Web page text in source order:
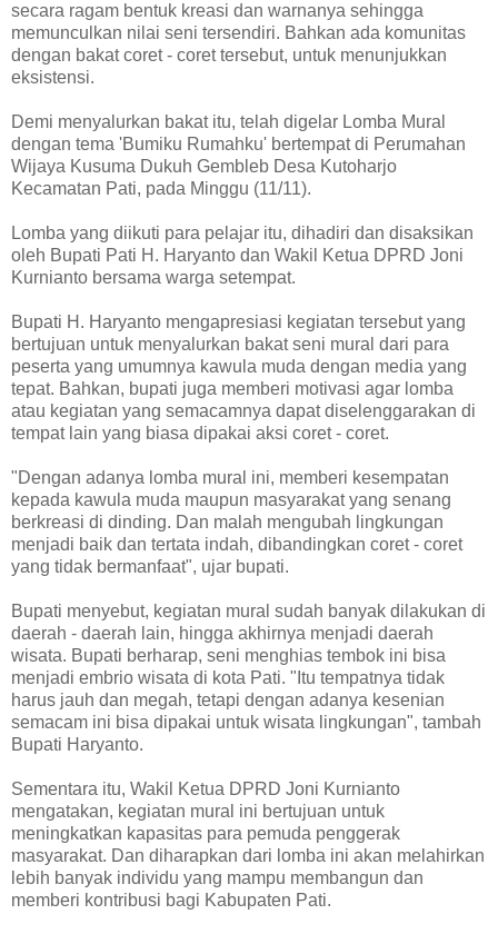
secara ragam bentuk kreasi dan warnanya sehingga
memunculkan nilai seni tersendiri. Bahkan ada komunitas
dengan bakat coret - coret tersebut, untuk menunjukkan
eksistensi.
Demi menyalurkan bakat itu, telah digelar Lomba Mural
dengan tema 'Bumiku Rumahku' bertempat di Perumahan
Wijaya Kusuma Dukuh Gembleb Desa Kutoharjo
Kecamatan Pati, pada Minggu (11/11).
Lomba yang diikuti para pelajar itu, dihadiri dan disaksikan
oleh Bupati Pati H. Haryanto dan Wakil Ketua DPRD Joni
Kurnianto bersama warga setempat.
Bupati H. Haryanto mengapresiasi kegiatan tersebut yang
bertujuan untuk menyalurkan bakat seni mural dari para
peserta yang umumnya kawula muda dengan media yang
tepat. Bahkan, bupati juga memberi motivasi agar lomba
atau kegiatan yang semacamnya dapat diselenggarakan di
tempat lain yang biasa dipakai aksi coret - coret.
"Dengan adanya lomba mural ini, memberi kesempatan
kepada kawula muda maupun masyarakat yang senang
berkreasi di dinding. Dan malah mengubah lingkungan
menjadi baik dan tertata indah, dibandingkan coret - coret
yang tidak bermanfaat", ujar bupati.
Bupati menyebut, kegiatan mural sudah banyak dilakukan di
daerah - daerah lain, hingga akhirnya menjadi daerah
wisata. Bupati berharap, seni menghias tembok ini bisa
menjadi embrio wisata di kota Pati. "Itu tempatnya tidak
harus jauh dan megah, tetapi dengan adanya kesenian
semacam ini bisa dipakai untuk wisata lingkungan", tambah
Bupati Haryanto.
Sementara itu, Wakil Ketua DPRD Joni Kurnianto
mengatakan, kegiatan mural ini bertujuan untuk
meningkatkan kapasitas para pemuda penggerak
masyarakat. Dan diharapkan dari lomba ini akan melahirkan
lebih banyak individu yang mampu membangun dan
memberi kontribusi bagi Kabupaten Pati.